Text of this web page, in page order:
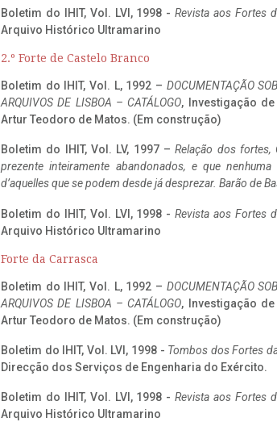
Boletim do IHIT, Vol. LVI, 1998 -Revista aos Fortes
Arquivo Histórico Ultramarino
2.º Forte de Castelo Branco
Boletim do IHIT, Vol. L, 1992 – DOCUMENTAÇÃO
ARQUIVOS DE LISBOA – CATÁLOGO, Investigação
Artur Teodoro de Matos. (Em construção)
Boletim do IHIT, Vol. LV, 1997 –Relação dos
prezente inteiramente abandonados, e que
d’aquelles que se podem desde já desprezar. Barão de
Boletim do IHIT, Vol. LVI, 1998 -Revista aos Fortes
Arquivo Histórico Ultramarino
Forte da Carrasca
Boletim do IHIT, Vol. L, 1992 – DOCUMENTAÇÃO
ARQUIVOS DE LISBOA – CATÁLOGO, Investigação
Artur Teodoro de Matos. (Em construção)
Boletim do IHIT, Vol. LVI, 1998 - Tombos dos Fortes
Direcção dos Serviços de Engenharia do Exército.
Boletim do IHIT, Vol. LVI, 1998 -Revista aos Fortes
Arquivo Histórico Ultramarino